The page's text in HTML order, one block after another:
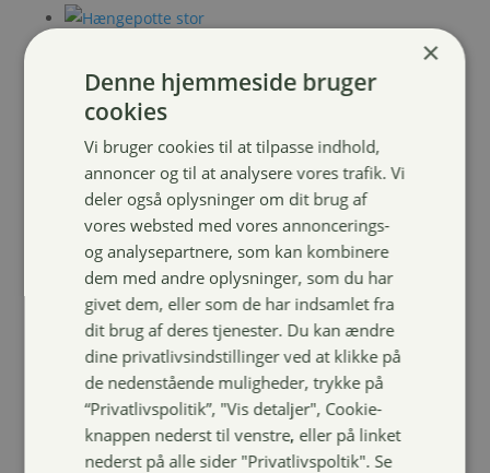
795,00 kr.
99,00 kr.
Produceret med kvalitet
×
Denne hjemmeside bruger
cookies
Vi bruger cookies til at tilpasse indhold,
annoncer og til at analysere vores trafik. Vi
deler også oplysninger om dit brug af
vores websted med vores annoncerings-
og analysepartnere, som kan kombinere
dem med andre oplysninger, som du har
givet dem, eller som de har indsamlet fra
dit brug af deres tjenester. Du kan ændre
dine privatlivsindstillinger ved at klikke på
de nedenstående muligheder, trykke på
“Privatlivspolitik”, "Vis detaljer", Cookie-
knappen nederst til venstre, eller på linket
nederst på alle sider "Privatlivspoltik". Se